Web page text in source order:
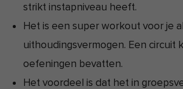
strikt instapniveau heeft.
Het is een super workout voor je
uithoudingsvermogen. Een circuit
oefeningen bevatten.
Het voordeel is dat het in